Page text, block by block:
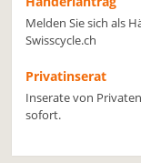
Melden Sie sich als
Swisscycle.ch
Privatinserat
Inserate von
sofort.